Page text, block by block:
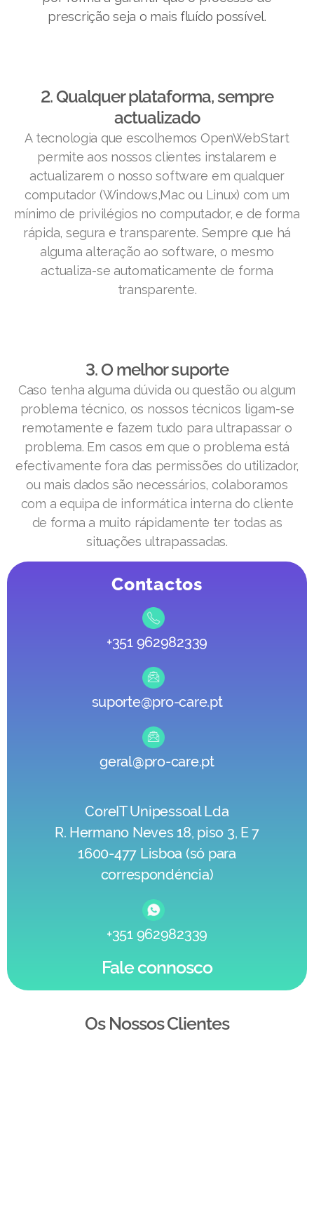
prescrição seja o mais fluído possível.
2. Qualquer plataforma, sempre
actualizado
A tecnologia que escolhemos OpenWebStart
permite aos nossos clientes instalarem e
actualizarem o nosso software em qualquer
computador (Windows,Mac ou Linux) com um
mínimo de privilégios no computador, e de forma
rápida, segura e transparente. Sempre que há
alguma alteração ao software, o mesmo
actualiza-se automaticamente de forma
transparente.
3. O melhor suporte
Caso tenha alguma dúvida ou questão ou algum
problema técnico, os nossos técnicos ligam-se
remotamente e fazem tudo para ultrapassar o
problema. Em casos em que o problema está
efectivamente fora das permissões do utilizador,
ou mais dados são necessários, colaboramos
com a equipa de informática interna do cliente
de forma a muito rápidamente ter todas as
situações ultrapassadas.
Contactos
+351 962982339
suporte@pro-care.pt
geral@pro-care.pt
CoreIT Unipessoal Lda
R. Hermano Neves 18, piso 3, E 7
1600-477 Lisboa (só para
correspondéncia)
+351 962982339
Fale connosco
Os Nossos Clientes